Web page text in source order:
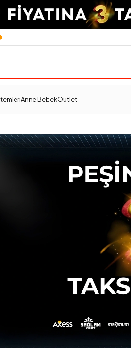
Anne BebekOutlet